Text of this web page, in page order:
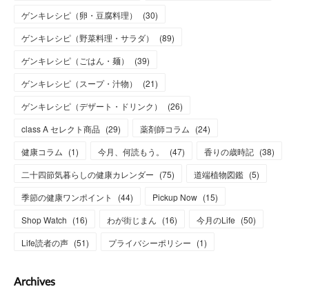
ゲンキレシピ（卵・豆腐料理）
(30)
ゲンキレシピ（野菜料理・サラダ）
(89)
ゲンキレシピ（ごはん・麺）
(39)
ゲンキレシピ（スープ・汁物）
(21)
ゲンキレシピ（デザート・ドリンク）
(26)
class A セレクト商品 (29) 薬剤師コラム (24)
健康コラム (1) 今月、何読もう。 (47) 香りの歳時記 (38)
二十四節気暮らしの健康カレンダー (75) 道端植物図鑑 (5)
季節の健康ワンポイント
(44) Pickup Now (15)
Shop Watch (16) わが街じまん (16) 今月のLife (50)
Life読者の声 (51) プライバシーポリシー (1)
Archives